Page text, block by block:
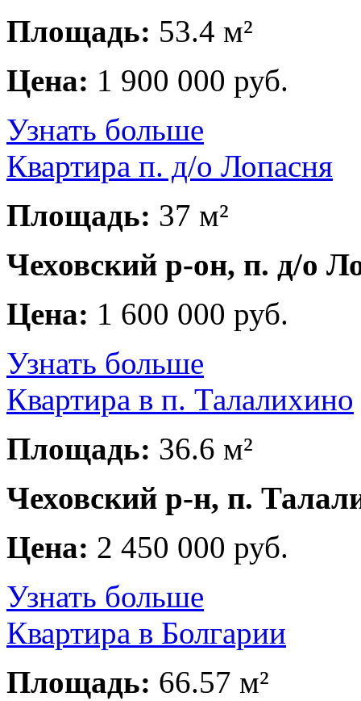
Площадь: 53.4 м²
Цена: 1 900 000 руб.
Узнать больше
Квартира п. д/о Лопасня
Площадь: 37 м²
Чеховский р-он, п. д/о
Цена: 1 600 000 руб.
Узнать больше
Квартира в п. Талалихино
Площадь: 36.6 м²
Чеховский р-н, п.
Цена: 2 450 000 руб.
Узнать больше
Квартира в Болгарии
Площадь: 66.57 м²